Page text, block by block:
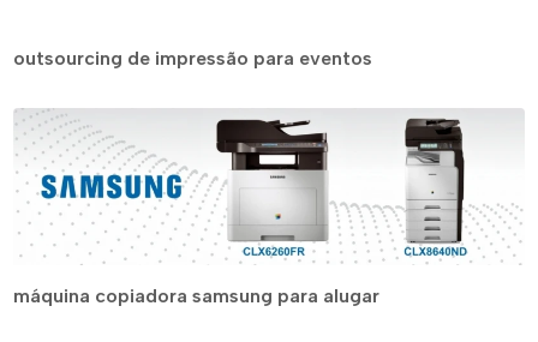
outsourcing de impressão para eventos
máquina copiadora samsung para alugar